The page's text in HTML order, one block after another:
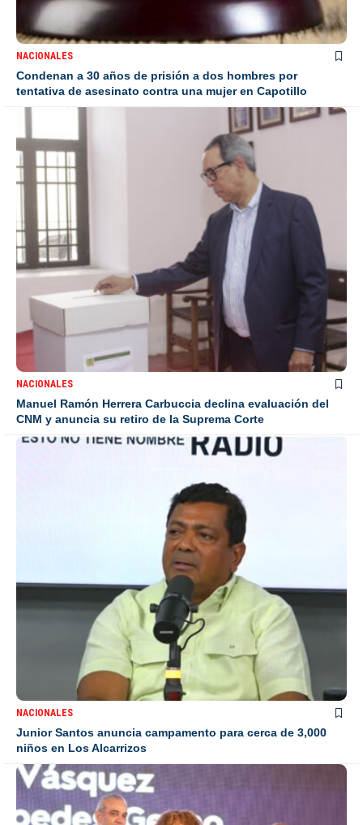
NACIONALES
Condenan a 30 años de prisión a dos hombres por
tentativa de asesinato contra una mujer en Capotillo
NACIONALES
Manuel Ramón Herrera Carbuccia declina evaluación del
CNM y anuncia su retiro de la Suprema Corte
NACIONALES
Junior Santos anuncia campamento para cerca de 3,000
niños en Los Alcarrizos